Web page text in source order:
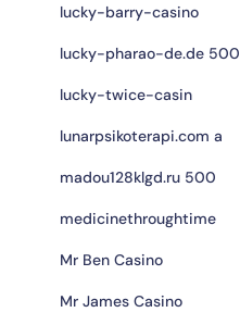
lucky-barry-casino
lucky-pharao-de.de 500
lucky-twice-casin
lunarpsikoterapi.com a
madou128klgd.ru 500
medicinethroughtime
Mr Ben Casino
Mr James Casino